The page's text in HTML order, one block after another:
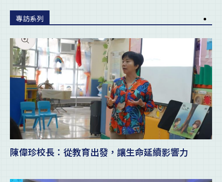
專訪系列
陳偉珍校長：從教育出發，讓生命延續影響力